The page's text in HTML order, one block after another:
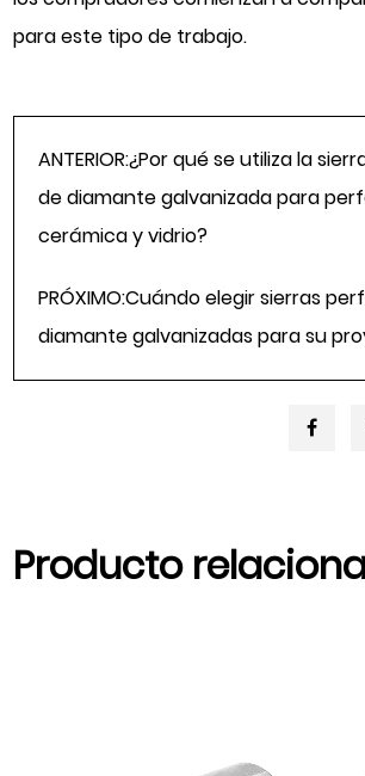
para este tipo de trabajo.
ANTERIOR:¿Por qué se utiliza la
de diamante galvanizada para
cerámica y vidrio?
PRÓXIMO:Cuándo elegir sierras
diamante galvanizadas para su
Producto